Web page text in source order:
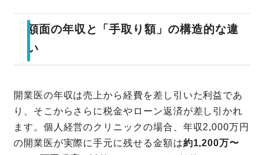
額面の年収と「手取り額」の構造的な違
い
開業医の年収は売上から経費を差し引いた利益であ
り、そこからさらに税金やローン返済が差し引かれ
ます。個人経営のクリニックの場合、年収2,000万円
の開業医が実際に手元に残せる金額は約1,200万〜